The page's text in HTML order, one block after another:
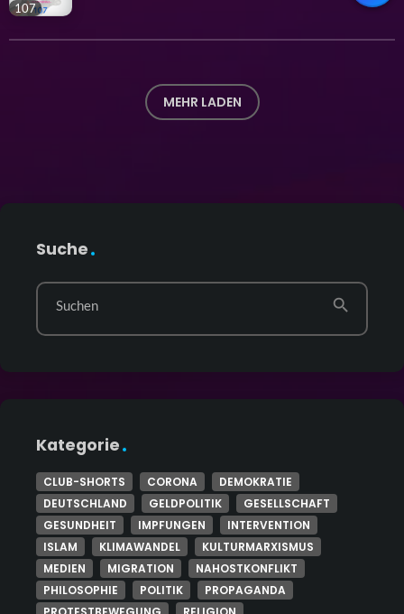
107
MEHR LADEN
Suche
Suchen search
Kategorie
CLUB-SHORTS CORONA
DEMOKRATIE
DEUTSCHLAND
GELDPOLITIK
GESELLSCHAFT
GESUNDHEIT
IMPFUNGEN
INTERVENTION
ISLAM
KLIMAWANDEL
KULTURMARXISMUS
MEDIEN
MIGRATION
NAHOSTKONFLIKT
PHILOSOPHIE
POLITIK
PROPAGANDA